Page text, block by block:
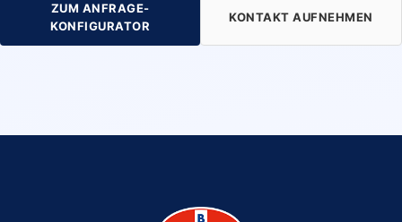
ZUM ANFRAGE-
KONFIGURATOR
KONTAKT AUFNEHMEN